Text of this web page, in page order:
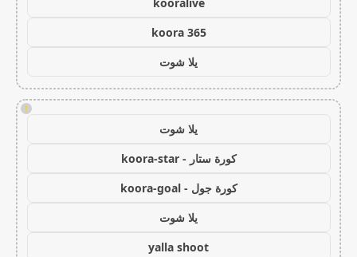
koora 365
يلا شوت
!
يلا شوت
كورة ستار - koora-star
كورة جول - koora-goal
يلا شوت
yalla shoot